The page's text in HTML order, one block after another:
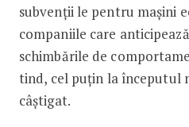
subvenții le pentru mașini
companiile care
schimbările de
tind, cel puțin la începutul
câștigat.